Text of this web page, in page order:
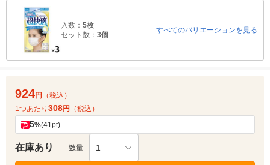
入数： 5枚
セット数： 3個
すべてのバリエーションを見る
924円
（税込）
1つあたり 308円 （税込）
5%(41pt)
在庫あり 数量 1